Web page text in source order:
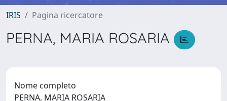
IRIS Pagina ricercatore
PERNA, MARIA ROSARIA
Nome completo
PERNA, MARIA ROSARIA